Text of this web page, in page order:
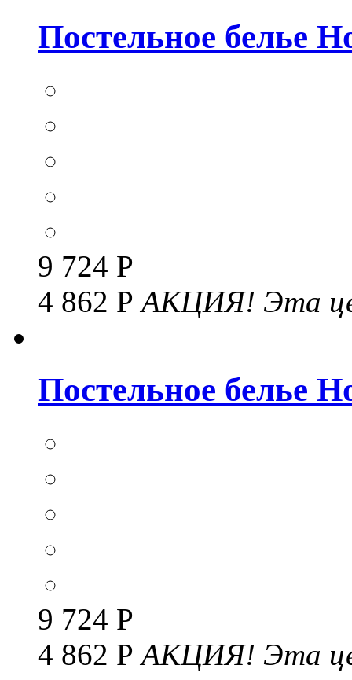
Постельное белье
9 724 Р
4 862 РАКЦИЯ! Эта
Постельное белье
9 724 Р
4 862 РАКЦИЯ! Эта